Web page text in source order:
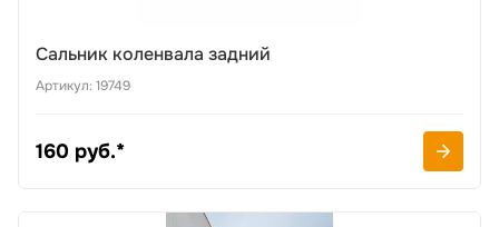
Сальник коленвала задний
Артикул: 19749
160 руб.*